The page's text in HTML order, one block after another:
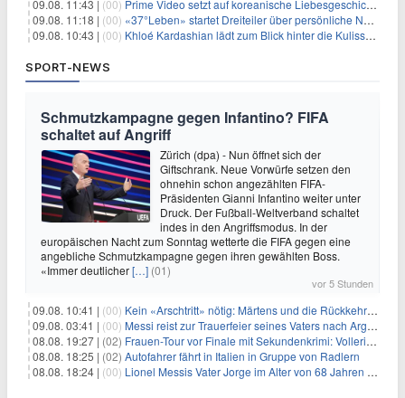
09.08. 11:43 | (00) Prime Video setzt auf koreanische Liebesgeschichte
09.08. 11:18 | (00) «37°Leben» startet Dreiteiler über persönliche Neuanfänge
09.08. 10:43 | (00) Khloé Kardashian lädt zum Blick hinter die Kulissen ihres Freundeskreises
SPORT-NEWS
Schmutzkampagne gegen Infantino? FIFA
schaltet auf Angriff
Zürich (dpa) - Nun öffnet sich der
Giftschrank. Neue Vorwürfe setzen den
ohnehin schon angezählten FIFA-
Präsidenten Gianni Infantino weiter unter
Druck. Der Fußball-Weltverband schaltet
indes in den Angriffsmodus. In der
europäischen Nacht zum Sonntag wetterte die FIFA gegen eine
angebliche Schmutzkampagne gegen ihren gewählten Boss.
«Immer deutlicher[…] (01)
vor 5 Stunden
09.08. 10:41 | (00) Kein «Arschtritt» nötig: Märtens und die Rückkehr nach Paris
09.08. 03:41 | (00) Messi reist zur Trauerfeier seines Vaters nach Argentinien
08.08. 19:27 | (02) Frauen-Tour vor Finale mit Sekundenkrimi: Vollering in Gelb
08.08. 18:25 | (02) Autofahrer fährt in Italien in Gruppe von Radlern
08.08. 18:24 | (00) Lionel Messis Vater Jorge im Alter von 68 Jahren gestorben